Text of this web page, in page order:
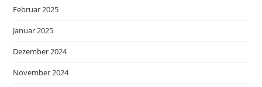
Februar 2025
Januar 2025
Dezember 2024
November 2024